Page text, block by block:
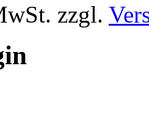
zzgl.